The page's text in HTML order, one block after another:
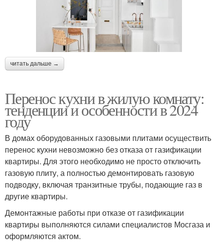
читать дальше →
Перенос кухни в жилую комнату:
тенденции и особенности в 2024
году
В домах оборудованных газовыми плитами осуществить
перенос кухни невозможно без отказа от газификации
квартиры. Для этого необходимо не просто отключить
газовую плиту, а полностью демонтировать газовую
подводку, включая транзитные трубы, подающие газ в
другие квартиры.
Демонтажные работы при отказе от газификации
квартиры выполняются силами специалистов Мосгаза и
оформляются актом.